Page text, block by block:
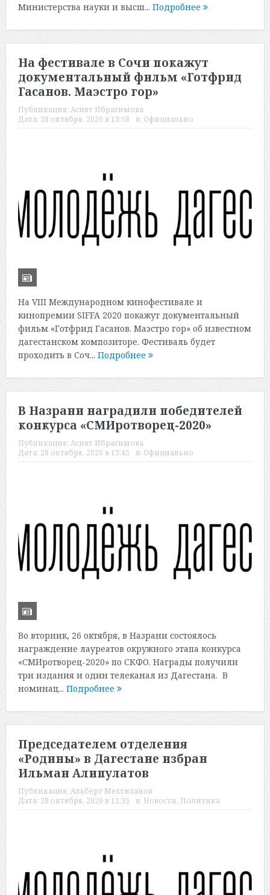
Министерства науки и высш... Подробнее
На фестивале в Сочи покажут
документальный фильм «Готфрид
Гасанов. Маэстро гор»
Публикация: Асият Ибрагимова
Дата: 28 октября, 2020 в 13:58 в: Официально
На VIII Международном кинофестивале и
кинопремии SIFFA 2020 покажут документальный
фильм «Готфрид Гасанов. Маэстро гор» об известном
дагестанском композиторе. Фестиваль будет
проходить в Соч... Подробнее
В Назрани наградили победителей
конкурса «СМИротворец-2020»
Публикация: Асият Ибрагимова
Дата: 28 октября, 2020 в 13:45 в: Официально
Во вторник, 26 октября, в Назрани состоялось
награждение лауреатов окружного этапа конкурса
«СМИротворец-2020» по СКФО. Награды получили
три издания и один телеканал из Дагестана. В
номинац... Подробнее
Председателем отделения
«Родины» в Дагестане избран
Ильман Алипулатов
Публикация: Альберт Мехтиханов
Дата: 28 октября, 2020 в 11:35 в: Новости, Политика